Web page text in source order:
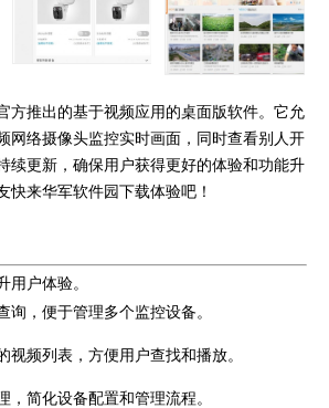
方推出的基于视频应用的桌面版软件。它允
网络摄像头监控实时画面，同时查看别人开
续更新，确保用户获得更好的体验和功能升
快来华军软件园下载体验吧！
户体验。
询，便于管理多个监控设备。
视频列表，方便用户查找和播放。
，简化设备配置和管理流程。